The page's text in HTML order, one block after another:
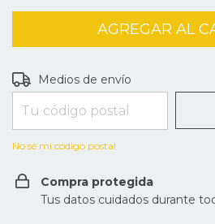
Entregas para el CP:
Medios de envío
No sé mi código postal
Compra protegida
Tus datos cuidados durante